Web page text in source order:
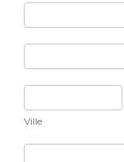
Adresse
Adresse
Ville
Ville
Pays